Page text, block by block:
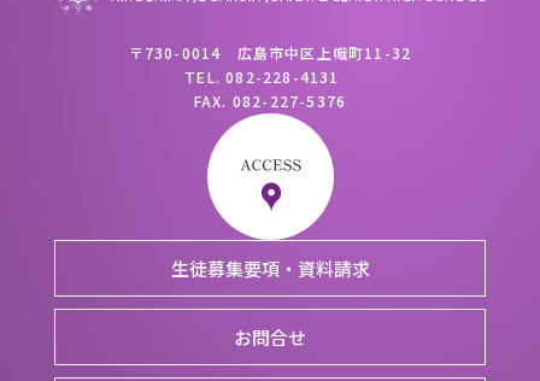
〒730-0014 広島市中区上幟町11-32
TEL.082-228-4131
FAX. 082-227-5376
生徒募集要項・資料請求
お問合せ